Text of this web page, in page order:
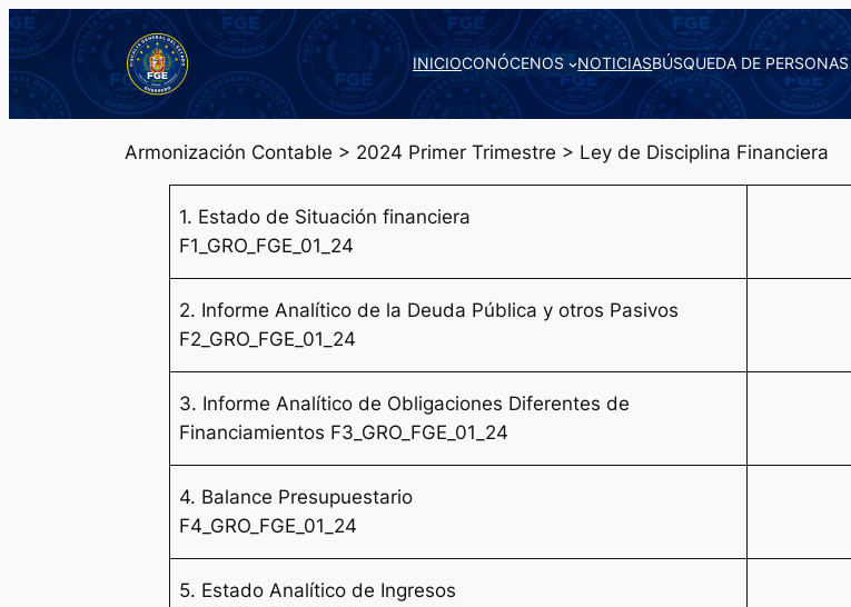
Saltar
al
contenido
INICIOCONÓCENOS NOTICIASBÚSQUEDA DE PERSONAS
Armonización Contable > 2024 Primer Trimestre > Ley de Disciplina Financiera
1. Estado de Situación financiera
F1_GRO_FGE_01_24
2. Informe Analítico de la Deuda Pública y otros Pasivos
F2_GRO_FGE_01_24
3. Informe Analítico de Obligaciones Diferentes de
Financiamientos F3_GRO_FGE_01_24
4. Balance Presupuestario
F4_GRO_FGE_01_24
5. Estado Analítico de Ingresos